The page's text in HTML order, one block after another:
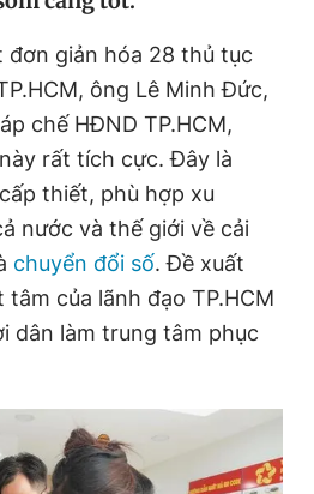
Bạn cần biết
Liên hệ quảng cáo
thoại
đơn giản hóa 28 thủ tục
ông Lê Minh Đức,
chế HĐND TP.HCM,
rất tích cực. Đây là
thiết, phù hợp xu
nước và thế giới về cải
chuyển đổi số. Đề xuất
của lãnh đạo TP.HCM
dân làm trung tâm phục